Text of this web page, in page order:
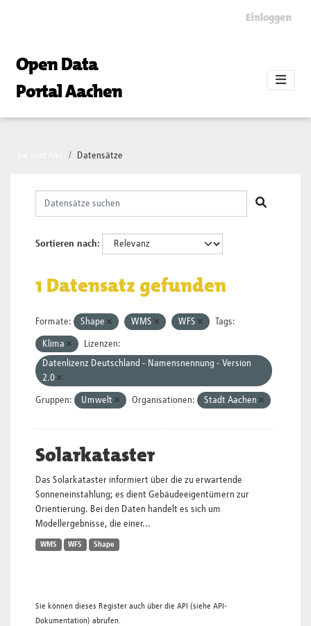
Einloggen
Open Data
Portal Aachen
Datensätze
Sortieren nach
1 Datensatz gefunden
Formate: Shape WMS WFS Tags:
Klima
Lizenzen:
Datenlizenz Deutschland - Namensnennung - Version
2.0
Gruppen: Umwelt Organisationen: Stadt Aachen
Solarkataster
Das Solarkataster informiert über die zu erwartende
Sonneneinstahlung; es dient Gebäudeeigentümern zur
Orientierung. Bei den Daten handelt es sich um
Modellergebnisse, die einer...
WMS WFS Shape
Sie können dieses Register auch über die API (siehe API-
Dokumentation) abrufen.